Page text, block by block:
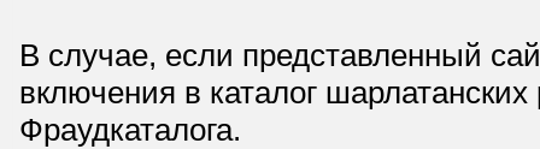
В случае, если представленный
включения в каталог
Фраудкаталога.